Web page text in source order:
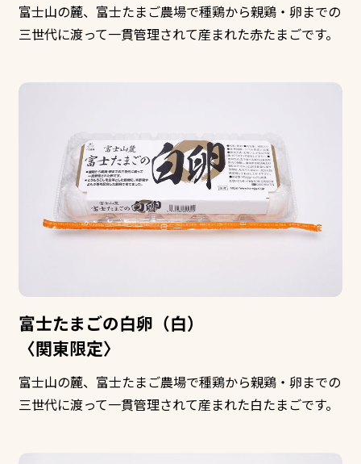
富士山の麓、富士たまご農場で種鶏から親鶏・卵までの
三世代に渡って一貫管理されて産まれた赤たまごです。
富士たまごの白卵（白）
〈関東限定〉
富士山の麓、富士たまご農場で種鶏から親鶏・卵までの
三世代に渡って一貫管理されて産まれた白たまごです。